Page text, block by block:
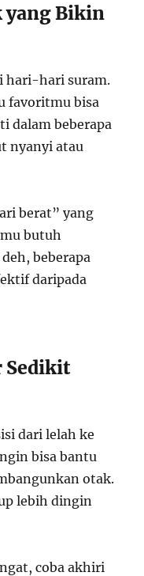
yang Bikin
hari-hari suram.
favoritmu bisa
dalam beberapa
nyanyi atau
berat” yang
butuh
beberapa
daripada
Sedikit
dari lelah ke
bisa bantu
otak.
lebih dingin
coba akhiri